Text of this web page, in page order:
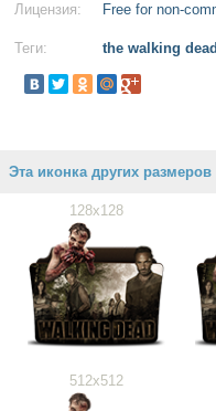
Лицензия: Free for non-
Теги: the walking dead
Эта иконка других размеров
128x128
512x512